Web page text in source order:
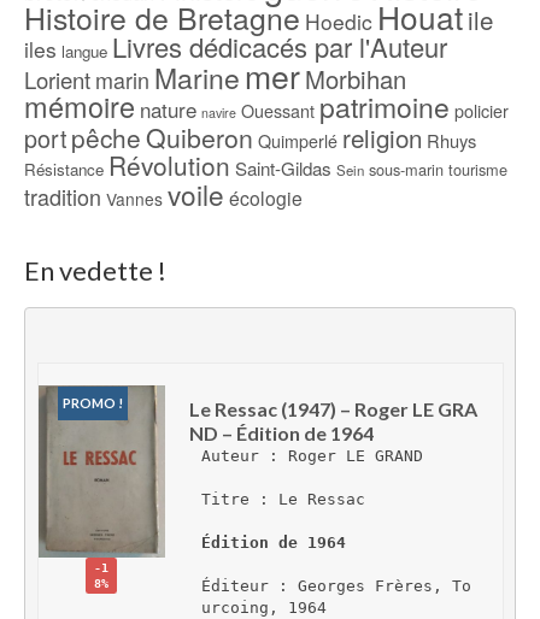
Histoire de Bretagne Hoedic Houatile
iles langue Livres dédicacés par l'Auteur
Lorientmarin Marine merMorbihan
mémoire nature navire Ouessant patrimoine policier
portpêcheQuiberon Quimperlé religion Rhuys
Résistance Révolution Saint-Gildas Sein sous-marin tourisme
tradition Vannes voile écologie
En vedette !
PROMO !
-1
8%
Le Ressac (1947) – Roger LE GRA
ND – Édition de 1964
Auteur : Roger LE GRAND
Titre : Le Ressac
Édition de 1964
Éditeur : Georges Frères, To
urcoing, 1964